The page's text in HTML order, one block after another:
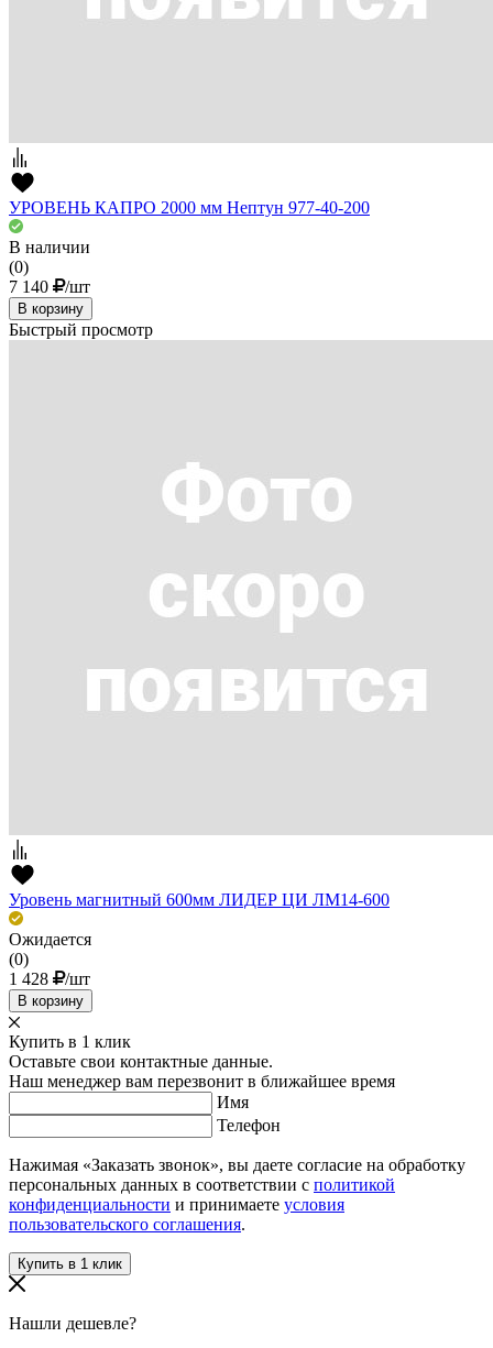
УРОВЕНЬ КАПРО 2000 мм Нептун 977-40-200
В наличии
(0)
7 140
/шт
В корзину
Быстрый просмотр
Уровень магнитный 600мм ЛИДЕР ЦИ ЛМ14-600
Ожидается
(0)
1 428
/шт
В корзину
Купить в 1 клик
Оставьте свои контактные данные.
Наш менеджер вам перезвонит в ближайшее время
Имя
Телефон
Нажимая «Заказать звонок», вы даете согласие на обработку
персональных данных в соответствии с политикой
конфиденциальности и принимаете условия
пользовательского соглашения.
Нашли дешевле?